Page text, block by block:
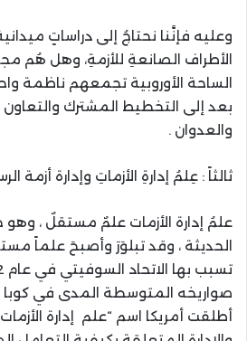
وعليه فإنَّنا نحتاجُ إلى دراساتٍ
الأطراف الصانعةِ للأزمةِ، وهل
الساحة الأوروبية تجمعهم ناظمة
بعد إلى التخطيط المشترك والتعاون
والعدوان .
ثالثاً : عِلمُ إدارةِ الأزماتِ وإدارة أزمة
علمُ إدارة الأزمات علمٌ مستقلٌ ، وهو
الحديثة ، وقد تبلوَرَ وأصبحَ علماً
صواريخه المتوسطة المدى في كوبا
أطلقت أمريكا اسم “علم إدارة